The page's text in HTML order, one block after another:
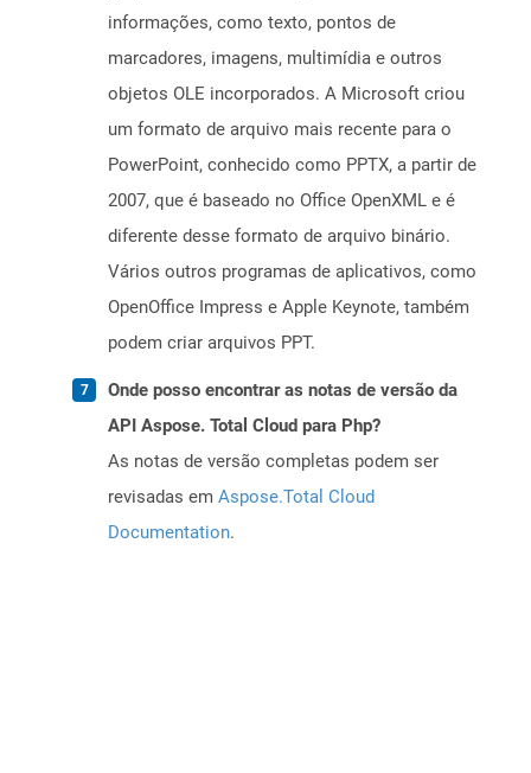
informações, como texto, pontos de
marcadores, imagens, multimídia e outros
objetos OLE incorporados. A Microsoft criou
um formato de arquivo mais recente para o
PowerPoint, conhecido como PPTX, a partir de
2007, que é baseado no Office OpenXML e é
diferente desse formato de arquivo binário.
Vários outros programas de aplicativos, como
OpenOffice Impress e Apple Keynote, também
podem criar arquivos PPT.
Onde posso encontrar as notas de versão da
API Aspose. Total Cloud para Php?
As notas de versão completas podem ser
revisadas em Aspose.Total Cloud
Documentation.